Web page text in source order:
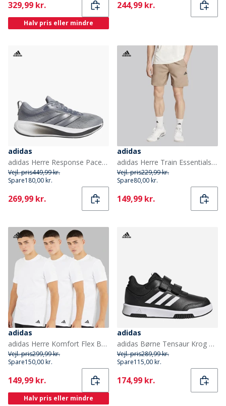
Current
329,99 kr.
Halv pris eller mindre
Current
244,99 kr.
adidas
adidas Herre Response Pace Neutral Løbesko Grå/Aurora Onix/Grey Five
Vejl. pris449,99 kr.
Spare180,00 kr.
Current
269,99 kr.
adidas
adidas Herre Train Essentials Vævede Træningsshorts Chalky Brown/Sort
Vejl. pris229,99 kr.
Spare80,00 kr.
Current
149,99 kr.
adidas
adidas Herre Komfort Flex Bomuld Tre Pak Rund Hals T-shirts Hvid
Vejl. pris299,99 kr.
Spare150,00 kr.
Current
149,99 kr.
Halv pris eller mindre
adidas
adidas Børne Tensaur Krog Og Løkke Velcro Træningssko Core Black/Cloud White/Core Black
Vejl. pris289,99 kr.
Spare115,00 kr.
Current
174,99 kr.